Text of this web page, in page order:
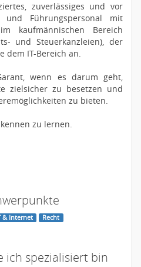
zuverlässiges und vor
Führungspersonal mit
kaufmännischen Bereich
und Steuerkanzleien), der
dem IT-Bereich an.
wenn es darum geht,
zielsicher zu besetzen und
zu bieten.
zu lernen.
& Internet Recht
ich spezialisiert bin